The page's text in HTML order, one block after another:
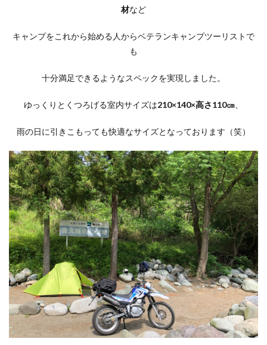
材など
キャンプをこれから始める人からベテランキャンプツーリストで
も
十分満足できるようなスペックを実現しました。
ゆっくりとくつろげる室内サイズは210×140×高さ110㎝
雨の日に引きこもっても快適なサイズとなっております（笑）